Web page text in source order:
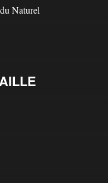
Naturel